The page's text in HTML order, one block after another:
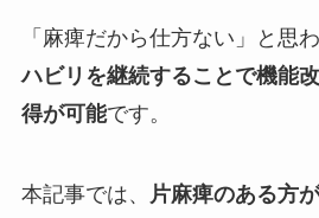
「麻痺だから仕方ない」と思
ハビリを継続することで機能
得が可能です。
本記事では、
片麻痺のある方